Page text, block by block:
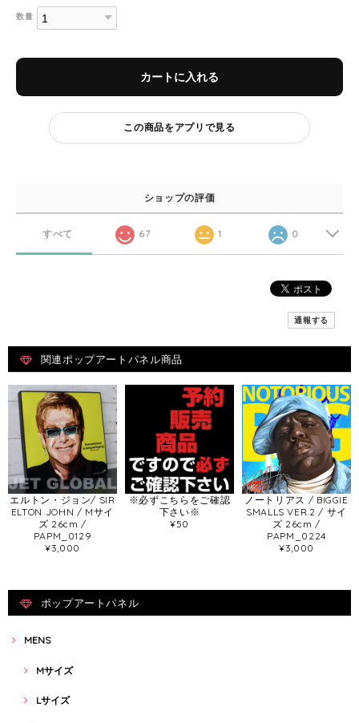
数量
カートに入れる
この商品をアプリで見る
ショップの評価
すべて 67 1 0
通報する
関連ポップアートパネル商品
エルトン・ジョン/ SIR
ELTON JOHN / Mサイ
ズ 26cm /
PAPM_0129
¥3,000
※必ずこちらをご確認
下さい※
¥50
ノートリアス / BIGGIE
SMALLS VER.2 / サイ
ズ 26cm /
PAPM_0224
¥3,000
ポップアートパネル
MENS
Mサイズ
Lサイズ